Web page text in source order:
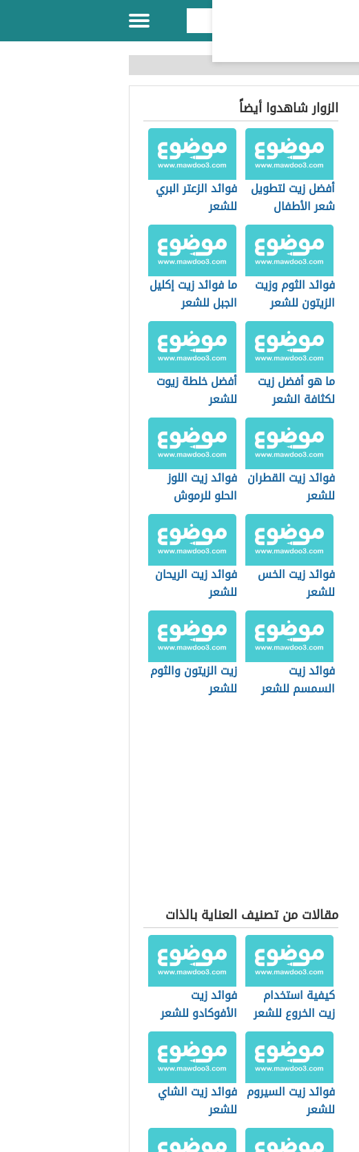
الزوار شاهدوا أيضاً
أفضل زيت لتطويل
شعر الأطفال
فوائد الزعتر البري
للشعر
فوائد الثوم وزيت
الزيتون للشعر
ما فوائد زيت إكليل
الجبل للشعر
ما هو أفضل زيت
لكثافة الشعر
أفضل خلطة زيوت
للشعر
فوائد زيت القطران
للشعر
فوائد زيت اللوز
الحلو للرموش
فوائد زيت الخس
للشعر
فوائد زيت الريحان
للشعر
فوائد زيت
السمسم للشعر
زيت الزيتون والثوم
للشعر
مقالات من تصنيف العناية بالذات
كيفية استخدام
زيت الخروع للشعر
فوائد زيت
الأفوكادو للشعر
فوائد زيت السيروم
للشعر
فوائد زيت الشاي
للشعر